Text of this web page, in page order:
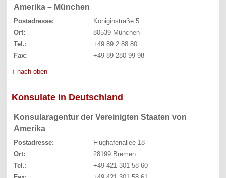
Amerika – München
Postadresse:
Königinstraße 5
Ort:
80539 München
Tel.:
+49 89 2 88 80
Fax:
+49 89 280 99 98
↑ nach oben
Konsulate in Deutschland
Konsularagentur der Vereinigten Staaten von
Amerika
Postadresse:
Flughafenallee 18
Ort:
28199 Bremen
Tel.:
+49 421 301 58 60